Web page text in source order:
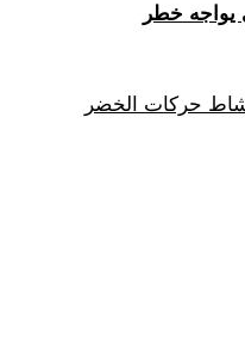
يواجه خطر
حركات الخضر